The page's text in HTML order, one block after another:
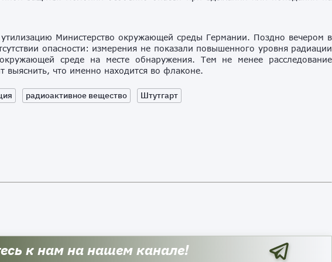
Министерство окружающей среды Германии. Поздно вечером в
опасности: измерения не показали повышенного уровня радиации
среде на месте обнаружения. Тем не менее расследование
выяснить, что именно находится во флаконе.
радиоактивное вещество Штутгарт
к нам на нашем канале!